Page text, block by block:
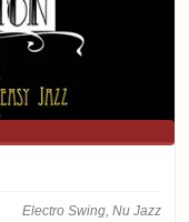
Electro Swing, Nu Jazz